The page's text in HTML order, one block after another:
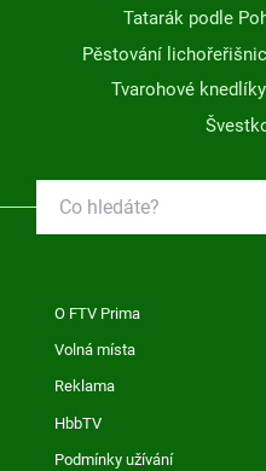
Tatarák podle
Pěstování
Tvarohové knedlíky
O FTV Prima
Volná místa
Reklama
HbbTV
Podmínky užívání